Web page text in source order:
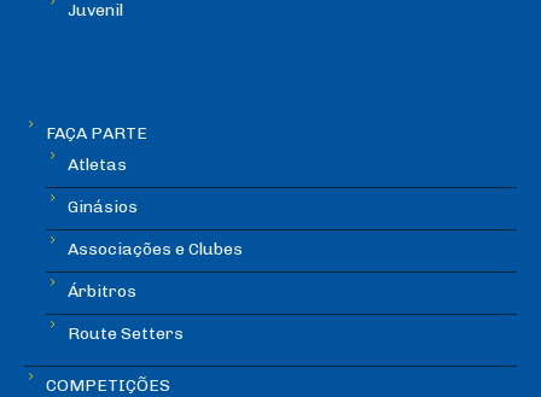
Juvenil
FAÇA PARTE
Atletas
Ginásios
Associações e Clubes
Árbitros
Route Setters
COMPETIÇÕES